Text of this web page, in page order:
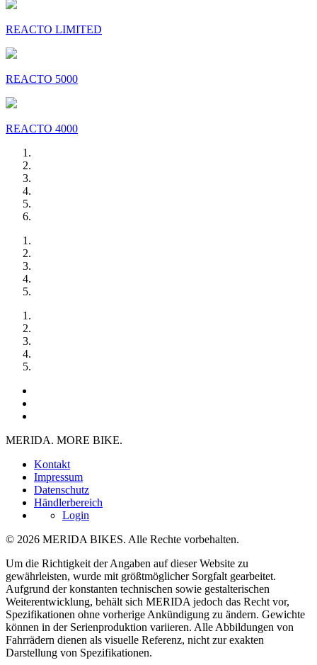
REACTO LIMITED
REACTO 5000
REACTO 4000
MERIDA. MORE BIKE.
Kontakt
Impressum
Datenschutz
Händlerbereich
Login
© 2026 MERIDA BIKES. Alle Rechte vorbehalten.
Um die Richtigkeit der Angaben auf dieser Website zu
gewährleisten, wurde mit größtmöglicher Sorgfalt gearbeitet.
Aufgrund der konstanten technischen sowie gestalterischen
Weiterentwicklung, behält sich MERIDA jedoch das Recht vor,
Spezifikationen ohne vorherige Ankündigung zu ändern. Gewichte
können in der Serienproduktion variieren. Alle Abbildungen von
Fahrrädern dienen als visuelle Referenz, nicht zur exakten
Darstellung von Spezifikationen.